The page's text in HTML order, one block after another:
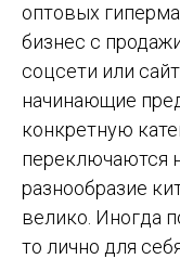
оптовых
бизнес с
соцсети или
начинающие
конкретную
переключаются
разнообразие
велико. Иногда
то лично для